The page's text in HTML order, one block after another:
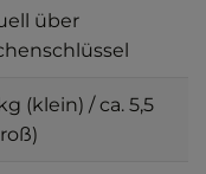
über
(klein) / ca. 5,5